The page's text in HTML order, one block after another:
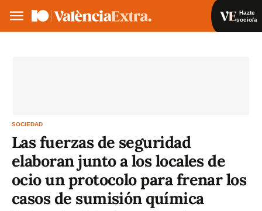
Hazte
socio/a
SOCIEDAD
Las fuerzas de seguridad
elaboran junto a los locales de
ocio un protocolo para frenar los
casos de sumisión química